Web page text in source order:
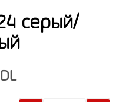
серый/